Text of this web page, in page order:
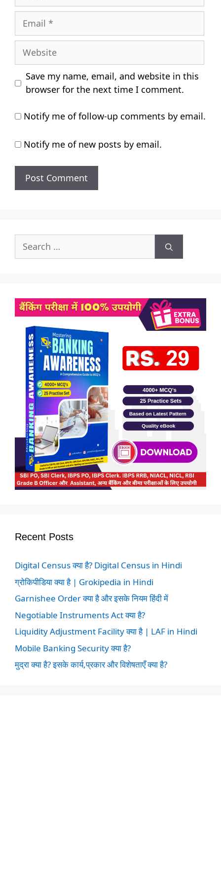
Email
Website
Save my name, email, and website in this
browser for the next time I comment.
Notify me of follow-up comments by email.
Notify me of new posts by email.
for:
Recent Posts
Digital Census क्या है? Digital Census in Hindi
ग्रोकिपीडिया क्या है | Grokipedia in Hindi
Garnishee Order क्या है और इसके नियम हिंदी में
Negotiable Instruments Act क्या है?
Liquidity Adjustment Facility क्या है | LAF in Hindi
Mobile Banking Security क्या है?
मुद्रा क्या है? इसके कार्य,प्रकार और विशेषताएँ क्या है?